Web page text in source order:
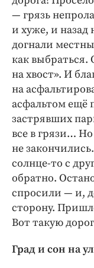
— грязь
и хуже, и назад
догнали
как выбраться.
на хвост». И
на
асфальтом ещё
застрявших
все в грязи…
не
солнце-то с
обратно.
спросили — и,
сторону.
Вот такую
Град и сон на